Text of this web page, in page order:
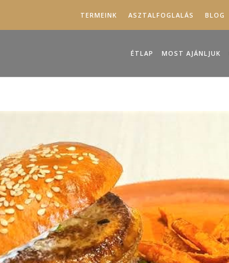
TERMEINK ASZTALFOGLALÁS BLOG
ÉTLAP MOST AJÁNLJUK